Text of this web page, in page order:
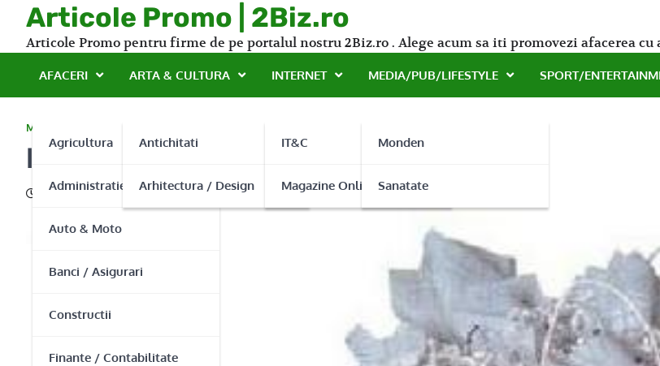
content
Articole Promo | 2Biz.ro
Articole Promo pentru firme de pe portalul nostru 2Biz.ro . Alege acum sa iti promovezi afacerea cu
AFACERI
Agricultura
Administratie Publica
Auto & Moto
Banci / Asigurari
Constructii
Finante / Contabilitate
ARTA & CULTURA
Antichitati
Arhitectura / Design
INTERNET
IT&C
Magazine Online
MEDIA/PUB/LIFESTYLE
Monden
Sanatate
SPORT/
MAGAZINE
Idei de cadouri nunta inedite
24/02/2015